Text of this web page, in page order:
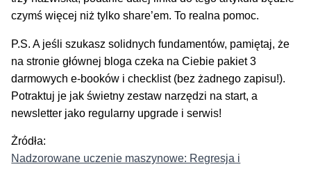
czymś więcej niż tylko share’em. To realna pomoc.
P.S. A jeśli szukasz solidnych fundamentów, pamiętaj, że
na stronie głównej bloga czeka na Ciebie pakiet 3
darmowych e-booków i checklist (bez żadnego zapisu!).
Potraktuj je jak świetny zestaw narzędzi na start, a
newsletter jako regularny upgrade i serwis!
Żródła:
Nadzorowane uczenie maszynowe: Regresja i